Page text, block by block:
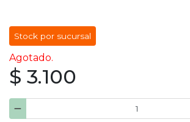
Stock por sucursal
Agotado.
$ 3.100